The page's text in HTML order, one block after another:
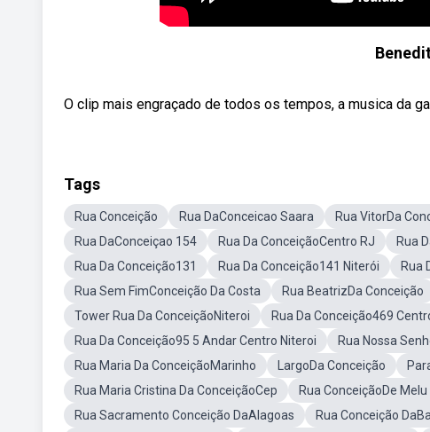
O clip mais engraçado de todos os tempos, a musica da
Tags
Rua Conceição Rua DaConceicao Saara Rua VitorDa
Rua DaConceiçao 154
Rua Da ConceiçãoCentro RJ Rua
Rua Da Conceição131
Rua Da Conceição141 Niterói Rua
Rua Sem FimConceição Da Costa
Rua BeatrizDa Conceição
Tower Rua Da ConceiçãoNiteroi
Rua Da Conceição469
Rua Da Conceição95 5 Andar Centro Niteroi
Rua Nossa
Rua Maria Da ConceiçãoMarinho
LargoDa Conceição
Rua Maria Cristina Da ConceiçãoCep
Rua ConceiçãoDe Melu
Rua Sacramento Conceição DaAlagoas
Rua Conceição